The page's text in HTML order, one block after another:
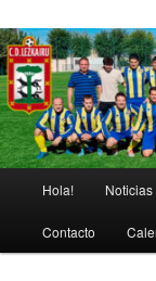
principal
Hola! Noticias
Contacto